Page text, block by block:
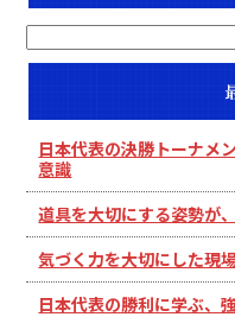
日本代表の決勝トーナメ
意識
道具を大切にする姿勢が
気づく力を大切にした現
日本代表の勝利に学ぶ、